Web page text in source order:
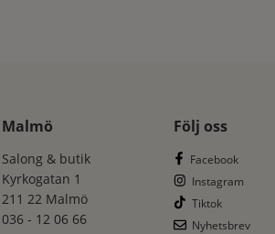
Malmö
Salong & butik
Kyrkogatan 1
211 22 Malmö
036 - 12 06 66
Följ oss
Facebook
Instagram
Tiktok
Nyhetsbrev